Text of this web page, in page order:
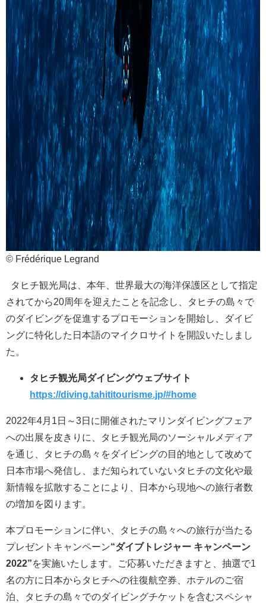
© Frédérique Legrand
タヒチ観光局は、本年、世界最大の海洋保護区として指定
されてから20周年を迎えたことを記念し、タヒチの島々で
のダイビングを促進するプロモーションを開始し、ダイビ
ングに特化した日本語のマイクロサイトを開設いたしまし
た。
タヒチ観光局ダイビングウェブサイト
https://diving.tahititourisme.jp/#home
2022年4月1日～3日に開催されたマリンダイビングフェア
への出展を皮きりに、タヒチ観光局のソーシャルメディア
を通じ、タヒチの島々をダイビングの目的地として改めて
日本市場へ発信し、まだ知られていないタヒチの文化や最
新情報を拡散することにより、日本から現地への旅行者数
の増加を図ります。
本プロモーションに伴い、タヒチの島々への旅行が当たる
プレゼントキャンペーン“ダイブトレジャー キャンペーン
2022”を実施いたします。ご応募いただきますと、抽選で1
名の方に日本からタヒチへの往復航空券、ホテルのご宿
泊、タヒチの島々でのダイビングチケットを含むスペシャ